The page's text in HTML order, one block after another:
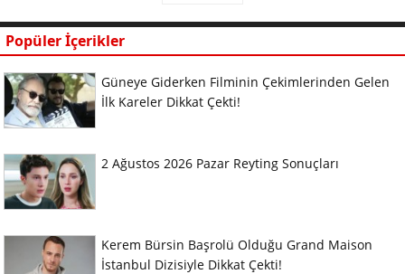
Popüler İçerikler
Güneye Giderken Filminin Çekimlerinden Gelen
İlk Kareler Dikkat Çekti!
2 Ağustos 2026 Pazar Reyting Sonuçları
Kerem Bürsin Başrolü Olduğu Grand Maison
İstanbul Dizisiyle Dikkat Çekti!